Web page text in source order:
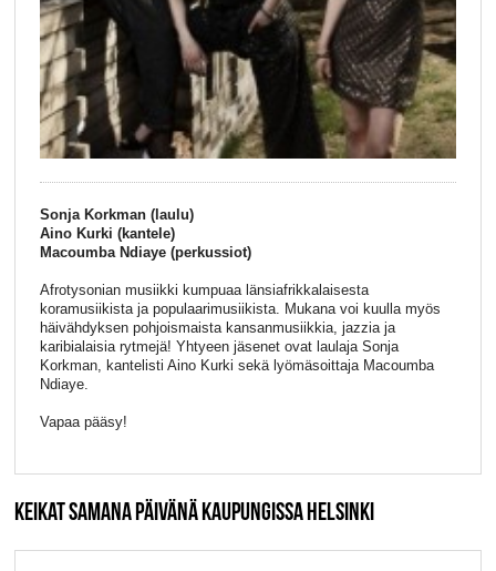
Sonja Korkman (laulu)
Aino Kurki (kantele)
Macoumba Ndiaye (perkussiot)
Afrotysonian musiikki kumpuaa länsiafrikkalaisesta
koramusiikista ja populaarimusiikista. Mukana voi kuulla myös
häivähdyksen pohjoismaista kansanmusiikkia, jazzia ja
karibialaisia rytmejä! Yhtyeen jäsenet ovat laulaja Sonja
Korkman, kantelisti Aino Kurki sekä lyömäsoittaja Macoumba
Ndiaye.
Vapaa pääsy!
KEIKAT SAMANA PÄIVÄNÄ KAUPUNGISSA HELSINKI